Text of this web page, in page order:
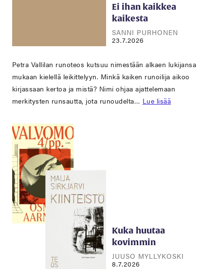
Ei ihan kaikkea
kaikesta
SANNI PURHONEN
23.7.2026
Petra Vallilan runoteos kutsuu nimestään alkaen lukijansa
mukaan kielellä leikittelyyn. Minkä kaiken runoilija aikoo
kirjassaan kertoa ja mistä? Nimi ohjaa ajattelemaan
merkitysten runsautta, jota runoudelta… Lue lisää
Kuka huutaa
kovimmin
JUUSO MYLLYKOSKI
8.7.2026